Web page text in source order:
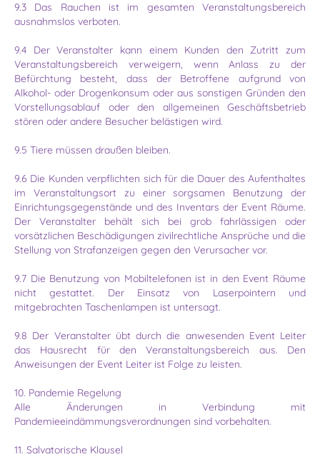
9.3 Das Rauchen ist im gesamten Veranstaltungsbereich
ausnahmslos verboten.
9.4 Der Veranstalter kann einem Kunden den Zutritt zum
Veranstaltungsbereich verweigern, wenn Anlass zu der
Befürchtung besteht, dass der Betroffene aufgrund von
Alkohol- oder Drogen­konsum oder aus sonstigen Gründen den
Vorstellungsablauf oder den allgemeinen Geschäfts­betrieb
stören oder andere Besucher belästigen wird.
9.5 Tiere müssen draußen bleiben.
9.6 Die Kunden verpflichten sich für die Dauer des Aufenthaltes
im Veranstaltungsort zu einer sorgsamen Benutzung der
Einrichtungsgegenstände und des Inventars der Event Räume.
Der Veranstalter behält sich bei grob fahrlässigen oder
vorsätzlichen Beschädigungen zivilrechtliche Ansprüche und die
Stellung von Strafanzeigen gegen den Verursacher vor.
9.7 Die Benutzung von Mobiltelefonen ist in den Event Räume
nicht gestattet. Der Einsatz von Laserpointern und
mitgebrachten Taschenlampen ist untersagt.
9.8 Der Veranstalter übt durch die anwesenden Event Leiter
das Hausrecht für den Veranstaltungs­bereich aus. Den
Anweisungen der Event Leiter ist Folge zu leisten.
10. Pandemie Regelung
Alle Änderungen in Verbindung mit
Pandemieeindämmungsverordnungen sind vorbehalten.
11. Salvatorische Klausel